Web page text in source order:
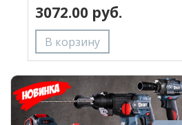
3072.00 руб.